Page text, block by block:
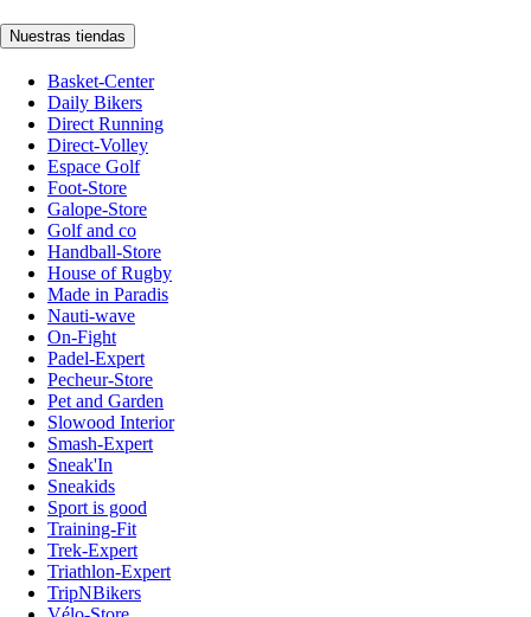
Nuestras tiendas
Basket-Center
Daily Bikers
Direct Running
Direct-Volley
Espace Golf
Foot-Store
Galope-Store
Golf and co
Handball-Store
House of Rugby
Made in Paradis
Nauti-wave
On-Fight
Padel-Expert
Pecheur-Store
Pet and Garden
Slowood Interior
Smash-Expert
Sneak'In
Sneakids
Sport is good
Training-Fit
Trek-Expert
Triathlon-Expert
TripNBikers